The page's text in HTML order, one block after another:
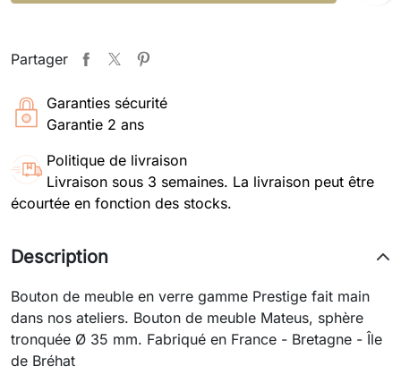
Partager
Garanties sécurité
Garantie 2 ans
Politique de livraison
Livraison sous 3 semaines. La livraison peut être
écourtée en fonction des stocks.
Description
Bouton de meuble en verre gamme Prestige fait main
dans nos ateliers. Bouton de meuble Mateus, sphère
tronquée Ø 35 mm. Fabriqué en France - Bretagne - Île
de Bréhat